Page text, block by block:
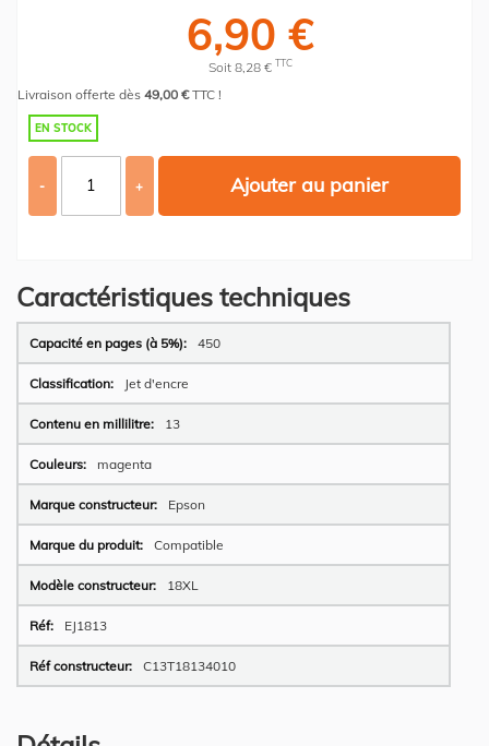
6,90 €
Soit 8,28 € TTC
Livraison offerte dès 49,00 €TTC !
EN STOCK
- + Ajouter au panier
Caractéristiques techniques
Plus
d’information
450
Jet d'encre
13
magenta
Epson
Compatible
18XL
EJ1813
C13T18134010